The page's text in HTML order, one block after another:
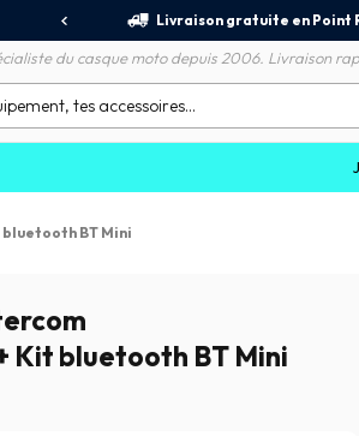
Livraison gratuite en Point
du casque moto depuis 2006. Livraison
-70%
bluetooth BT Mini
Kit bluetooth BT Mini